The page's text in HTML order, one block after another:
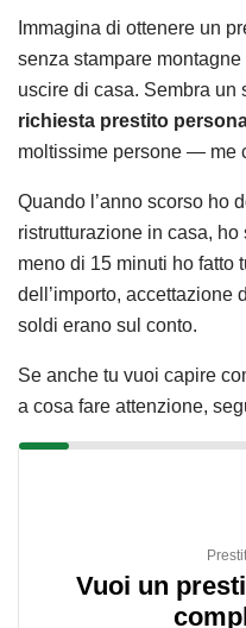
Immagina di ottenere un
senza stampare
uscire di casa. Sembra un
richiesta prestito
moltissime persone — me
Quando l’anno scorso ho
ristrutturazione in casa, ho
meno di 15 minuti ho fatto
dell’importo, accettazione
soldi erano sul conto.
Se anche tu vuoi capire
a cosa fare attenzione,
Vuoi un